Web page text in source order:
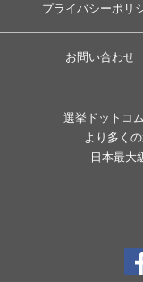
プライバシーポリ
お問い合わせ
選挙ドットコ
より多く
日本最大